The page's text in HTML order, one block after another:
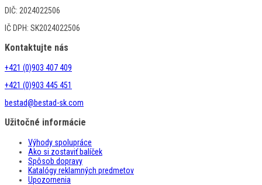
DIČ: 2024022506
IČ DPH: SK2024022506
Kontaktujte nás
+421 (0)903 407 409
+421 (0)903 445 451
bestad@bestad-sk.com
Užitočné informácie
Výhody spolupráce
Ako si zostaviť balíček
Spôsob dopravy
Katalógy reklamných predmetov
Upozornenia